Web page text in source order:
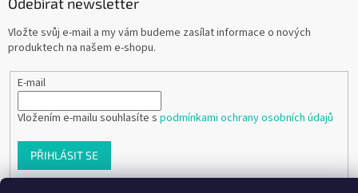
Odebírat newsletter
Vložte svůj e-mail a my vám budeme zasílat informace o nových
produktech na našem e-shopu.
E-mail
Vložením e-mailu souhlasíte s podmínkami ochrany osobních údajů
PŘIHLÁSIT SE